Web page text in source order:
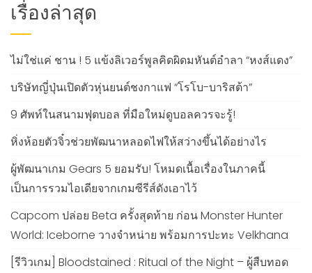
เรื่องล่าสุด
ไม่ใช่แค่ ชาน ! 5 แข้งลิเวอร์พูลคิดผิดมหันต์อำลา “หงส์แดง”
บริษัทญี่ปุ่นเปิดตัวหุ่นยนต์ชงกาแฟ “โรโบ-บาริสต้า”
9 ศัพท์ในสนามฟุตบอล ที่มือใหม่ดูบอลควรจะรู้!
หิ่งห้อยตัวจิ๋วช่วยพัฒนาหลอดไฟให้สว่างขึ้นได้อย่างไร
ผู้พัฒนาเกม Gears 5 ยอมรับ! โหมดเนื้อเรื่องในภาคนี้
เป็นการรวมไอเดียจากเกมซีรีส์ดังเอาไว้
Capcom ปล่อย Beta ครั้งสุดท้าย ก่อน Monster Hunter
World: Iceborne วางจำหน่าย พร้อมการปะทะ Velkhana
[รีวิวเกม] Bloodstained : Ritual of the Night – ผู้สืบทอด